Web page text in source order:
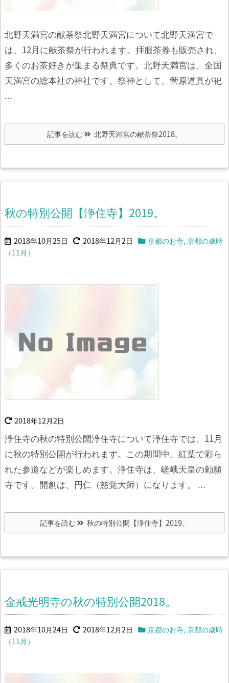
北野天満宮の献茶祭北野天満宮について北野天満宮で
は、12月に献茶祭が行われます。 拝服茶券も販売され、
多くのお茶好きが集まる祭典です。 北野天満宮は、全国
天満宮の総本社の神社です。 祭神として、菅原道真が祀
...
記事を読む 北野天満宮の献茶祭2018。
秋の特別公開【浄住寺】2019。
2018年10月25日 2018年12月2日 京都のお寺,京都の歳時
（11月）
2018年12月2日
浄住寺の秋の特別公開浄住寺について浄住寺では、11月
に秋の特別公開が行われます。 この期間中、紅葉で彩ら
れた参道などが楽しめます。 浄住寺は、嵯峨天皇の勅願
寺です。 開創は、円仁（慈覚大師）になります。 ...
記事を読む 秋の特別公開【浄住寺】2019。
金戒光明寺の秋の特別公開2018。
2018年10月24日 2018年12月2日 京都のお寺,京都の歳時
（11月）